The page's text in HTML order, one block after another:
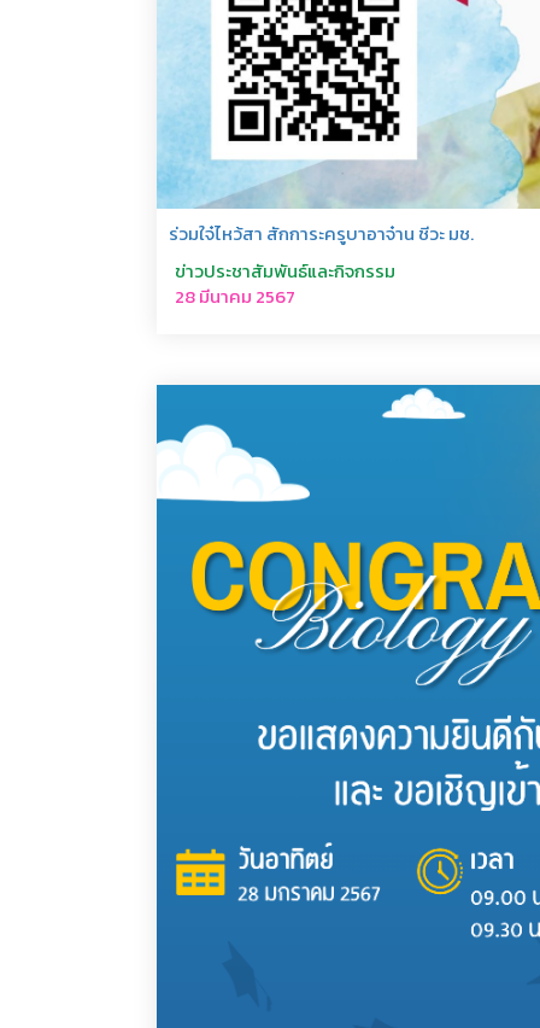
ร่วมใจ๋ไหว้สา สักการะครูบาอาจ๋าน ชีวะ มช.
ข่าวประชาสัมพันธ์และกิจกรรม
28 มีนาคม 2567